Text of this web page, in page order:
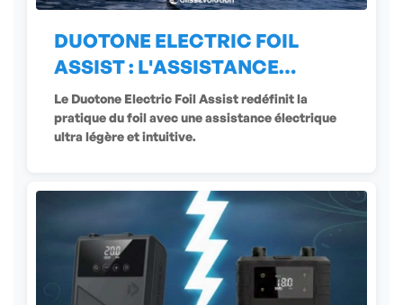
DUOTONE ELECTRIC FOIL
ASSIST : L'ASSISTANCE
ÉLECTRIQUE
Le Duotone Electric Foil Assist redéfinit la
pratique du foil avec une assistance électrique
ultra légère et intuitive.